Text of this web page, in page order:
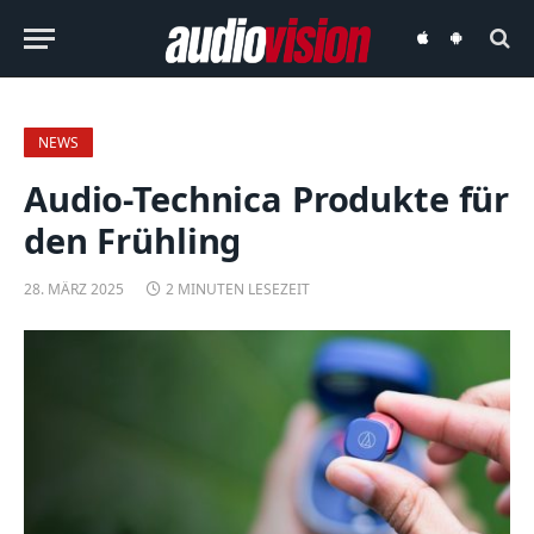
audiovisionaudiovision
NEWS
Audio-Technica Produkte für
den Frühling
28. MÄRZ 2025 2 MINUTEN LESEZEIT